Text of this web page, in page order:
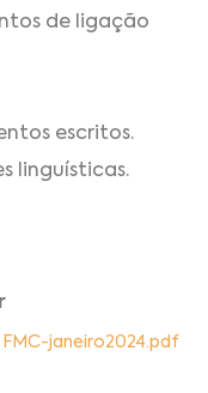
de ligação
escritos.
linguísticas.
janeiro2024.pdf